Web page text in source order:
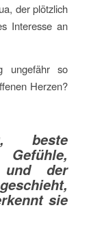
der plötzlich
Interesse an
ungefähr so
Herzen?
beste
und der
sie